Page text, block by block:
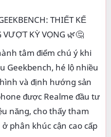
THIẾT KẾ
KỲ VỌNG 🌿🤔
tâm điểm chú ý khi
Geekbench, hé lộ nhiều
và định hướng sản
được Realme đầu tư
năng, cho thấy tham
phân khúc cận cao cấp